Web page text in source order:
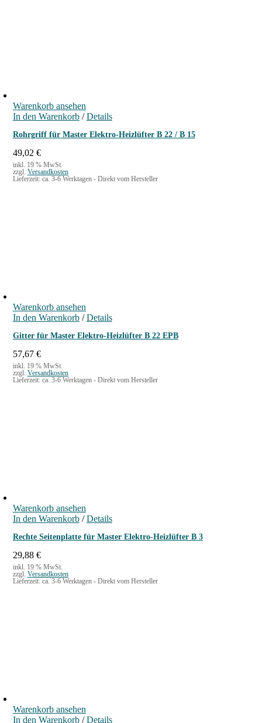
Warenkorb ansehen
In den Warenkorb / Details
Rohrgriff für Master Elektro-Heizlüfter B 22 / B 15
49,02 €
inkl. 19 % MwSt.
zzgl. Versandkosten
Lieferzeit: ca. 3-6 Werktagen - Direkt vom Hersteller
Warenkorb ansehen
In den Warenkorb / Details
Gitter für Master Elektro-Heizlüfter B 22 EPB
57,67 €
inkl. 19 % MwSt.
zzgl. Versandkosten
Lieferzeit: ca. 3-6 Werktagen - Direkt vom Hersteller
Warenkorb ansehen
In den Warenkorb / Details
Rechte Seitenplatte für Master Elektro-Heizlüfter B 3
29,88 €
inkl. 19 % MwSt.
zzgl. Versandkosten
Lieferzeit: ca. 3-6 Werktagen - Direkt vom Hersteller
Warenkorb ansehen
In den Warenkorb / Details